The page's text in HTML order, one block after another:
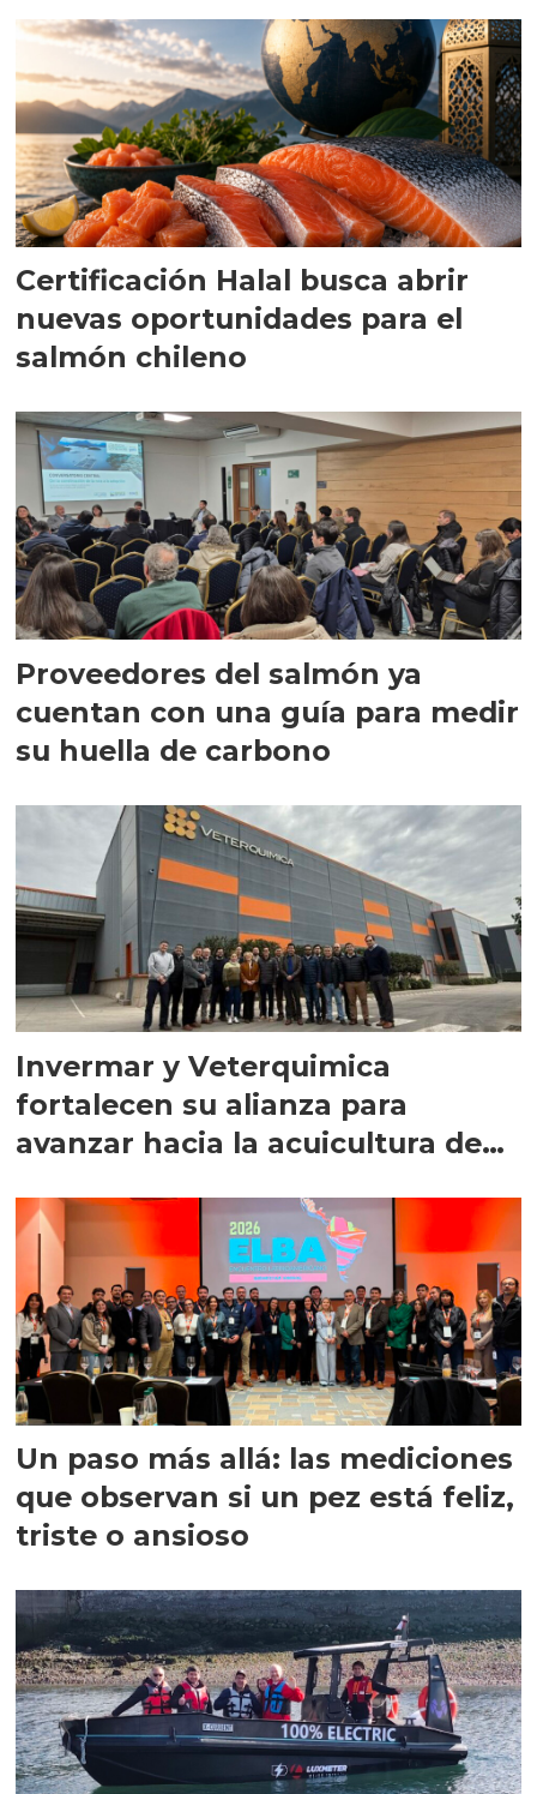
Certificación Halal busca abrir
nuevas oportunidades para el
salmón chileno
Proveedores del salmón ya
cuentan con una guía para medir
su huella de carbono
Invermar y Veterquimica
fortalecen su alianza para
avanzar hacia la acuicultura de
Un paso más allá: las mediciones
que observan si un pez está feliz,
triste o ansioso